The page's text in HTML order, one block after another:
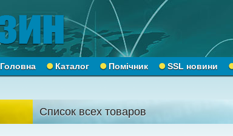
Головна Каталог Помічник SSL новини
Список всех товаров